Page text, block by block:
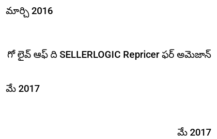
మార్చి 2016
గో లైవ్ ఆఫ్ ది SELLERLOGIC Repricer ఫర్ అమెజాన్
మే 2017
మే 2017